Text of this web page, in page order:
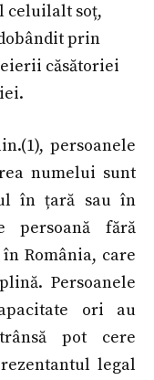
celuilalt soț,
prin
căsătoriei
persoanele
numelui sunt
în țară sau în
persoană fără
România, care
Persoanele
ori au
pot cere
legal